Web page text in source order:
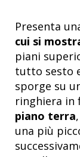
Presenta
cui si
piani
tutto sesto
sporge su
ringhiera in
piano terra
una più